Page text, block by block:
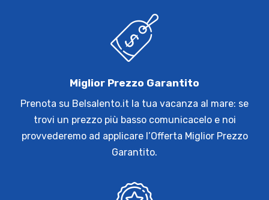
Miglior Prezzo Garantito
Prenota su Belsalento.it la tua vacanza al mare: se
trovi un prezzo più basso comunicacelo e noi
provvederemo ad applicare l’Offerta Miglior Prezzo
Garantito.